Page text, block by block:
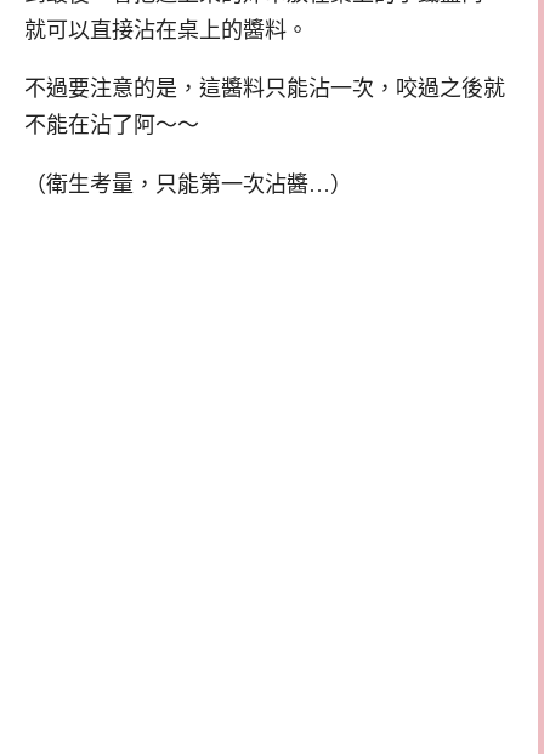
就可以直接沾在桌上的醬料。
不過要注意的是，這醬料只能沾一次，咬過之後就
不能在沾了阿～～
（衛生考量，只能第一次沾醬…）